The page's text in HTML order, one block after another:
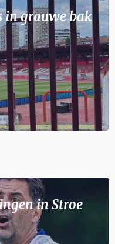
in grauwe bak
in Stroe